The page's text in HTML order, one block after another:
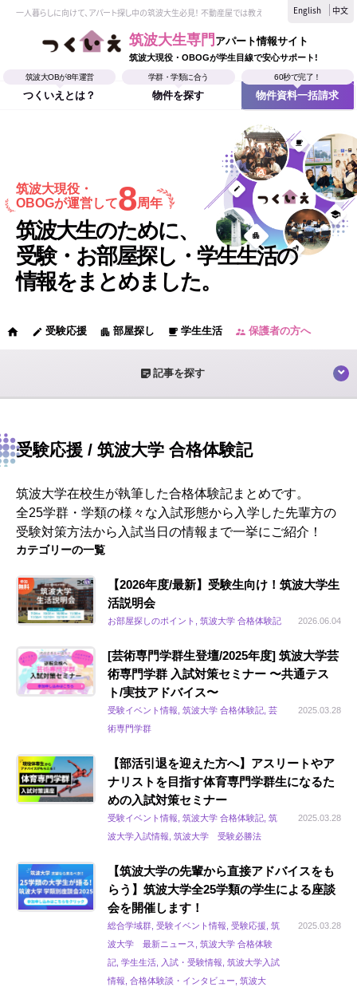
一人暮らしに向けて、アパート探し中の筑波大生必見！ 不動産屋では教えてくれない、筑波大生なら
English 中文
筑波大生専門 アパート情報サイト
筑波大現役・OBOGが学生目線で安心サポート!
筑波大OBが8年運営
つくいえとは？
学群・学類に合う
物件を探す
60秒で完了！
物件資料一括請求
筑波大現役・
OBOGが運営して8周年
筑波大生のために、
受験・お部屋探し・学生生活の
情報をまとめました。
home edit 受験応援 apartment 部屋探し local_cafe 学生生活 supervisor_account 保護者の方へ
sticky_note_2 記事を探す
受験応援 / 筑波大学 合格体験記
筑波大学在校生が執筆した合格体験記まとめです。
全25学群・学類の様々な入試形態から入学した先輩方の
受験対策方法から入試当日の情報まで一挙にご紹介！
カテゴリーの一覧
【2026年度/最新】受験生向け！筑波大学生
活説明会
お部屋探しのポイント, 筑波大学 合格体験記 2026.06.04
[芸術専門学群生登壇/2025年度] 筑波大学芸
術専門学群 入試対策セミナー 〜共通テス
ト/実技アドバイス〜
受験イベント情報, 筑波大学 合格体験記, 芸
術専門学群
2025.03.28
【部活引退を迎えた方へ】アスリートやア
ナリストを目指す体育専門学群生になるた
めの入試対策セミナー
受験イベント情報, 筑波大学 合格体験記, 筑
波大学入試情報, 筑波大学 受験必勝法
2025.03.28
【筑波大学の先輩から直接アドバイスをも
らう】筑波大学全25学類の学生による座談
会を開催します！
総合学域群, 受験イベント情報, 受験応援, 筑
波大学 最新ニュース, 筑波大学 合格体験
記, 学生生活, 入試・受験情報, 筑波大学入試
情報, 合格体験談・インタビュー, 筑波大
2025.03.28